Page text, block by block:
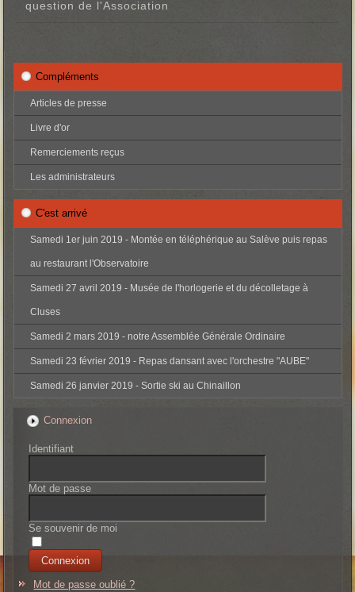
question de l'Association
Compléments
Articles de presse
Livre d'or
Remerciements reçus
Les administrateurs
C'est arrivé
Samedi 1er juin 2019 - Montée en téléphérique au Salève puis repas
au restaurant l'Observatoire
Samedi 27 avril 2019 - Musée de l'horlogerie et du décolletage à
Cluses
Samedi 2 mars 2019 - notre Assemblée Générale Ordinaire
Samedi 23 février 2019 - Repas dansant avec l'orchestre "AUBE"
Samedi 26 janvier 2019 - Sortie ski au Chinaillon
Connexion
Identifiant
Mot de passe
Se souvenir de moi
Mot de passe oublié ?